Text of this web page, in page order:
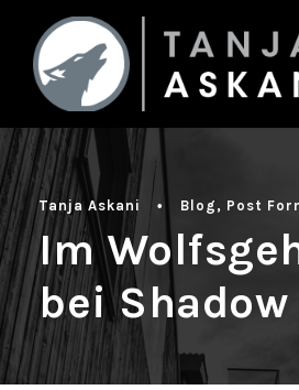
Tanja Askani • Blog , Post
Im
bei Shadow